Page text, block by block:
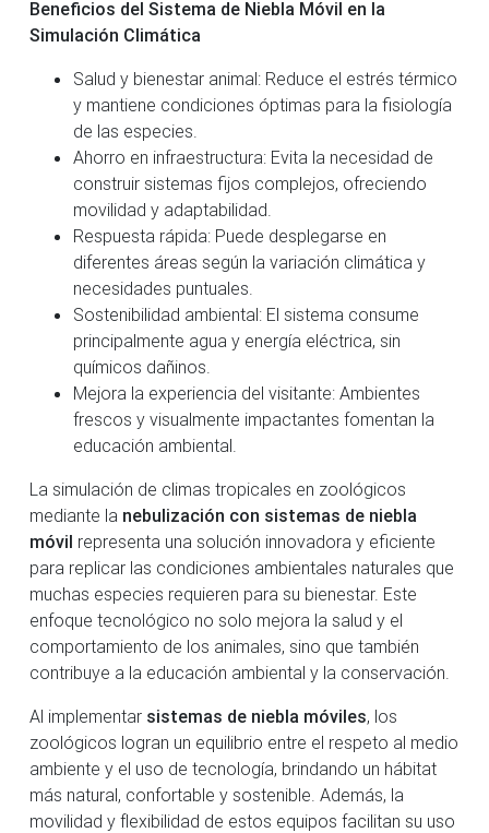
Beneficios del Sistema de Niebla Móvil en la
Simulación Climática
Salud y bienestar animal: Reduce el estrés térmico
y mantiene condiciones óptimas para la fisiología
de las especies.
Ahorro en infraestructura: Evita la necesidad de
construir sistemas fijos complejos, ofreciendo
movilidad y adaptabilidad.
Respuesta rápida: Puede desplegarse en
diferentes áreas según la variación climática y
necesidades puntuales.
Sostenibilidad ambiental: El sistema consume
principalmente agua y energía eléctrica, sin
químicos dañinos.
Mejora la experiencia del visitante: Ambientes
frescos y visualmente impactantes fomentan la
educación ambiental.
La simulación de climas tropicales en zoológicos
mediante la nebulización con sistemas de niebla
móvil representa una solución innovadora y eficiente
para replicar las condiciones ambientales naturales que
muchas especies requieren para su bienestar. Este
enfoque tecnológico no solo mejora la salud y el
comportamiento de los animales, sino que también
contribuye a la educación ambiental y la conservación.
Al implementar sistemas de niebla móviles, los
zoológicos logran un equilibrio entre el respeto al medio
ambiente y el uso de tecnología, brindando un hábitat
más natural, confortable y sostenible. Además, la
movilidad y flexibilidad de estos equipos facilitan su uso